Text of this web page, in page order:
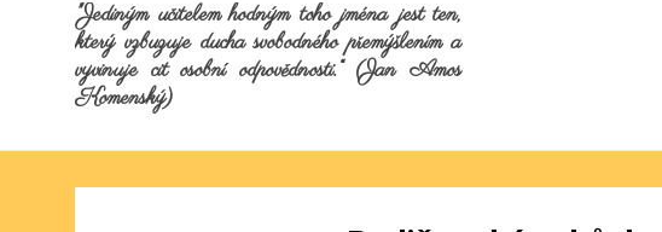
"Jediným učitelem hodným toho jména jest ten,
který vzbuzuje ducha svobodného přemýšlením a
vyvinuje cit osobní odpovědnosti.“ (Jan Amos
Komenský)